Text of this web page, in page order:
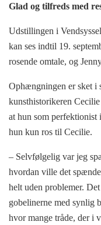
Glad og tilfreds med
Udstillingen i
kan ses indtil 19.
rosende omtale, og
Ophængningen er sket i
kunsthistorikeren
at hun som perfektionist
hun kun ros til Cecilie.
– Selvfølgelig var jeg
hvordan ville det
helt uden problemer.
gobelinerne med synlig
hvor mange tråde, der i